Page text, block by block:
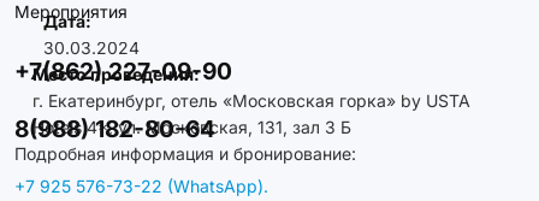
Мероприятия
+7(862) 227-09-90
8(988) 182-80-64
Дата:
30.03.2024
Место проведения:
г. Екатеринбург, отель «Московская горка» by USTA
Hotels 4*, ул. Московская, 131, зал 3 Б
Подробная информация и бронирование:
+7 925 576-73-22 (WhatsApp).